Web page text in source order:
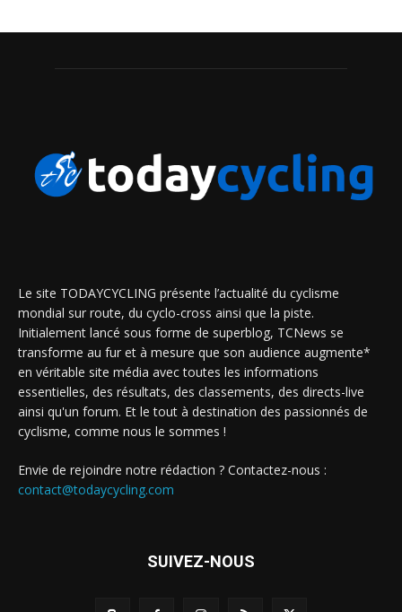
Le site TODAYCYCLING présente l’actualité du cyclisme
mondial sur route, du cyclo-cross ainsi que la piste.
Initialement lancé sous forme de superblog, TCNews se
transforme au fur et à mesure que son audience augmente*
en véritable site média avec toutes les informations
essentielles, des résultats, des classements, des directs-live
ainsi qu'un forum. Et le tout à destination des passionnés de
cyclisme, comme nous le sommes !
Envie de rejoindre notre rédaction ? Contactez-nous :
contact@todaycycling.com
SUIVEZ-NOUS